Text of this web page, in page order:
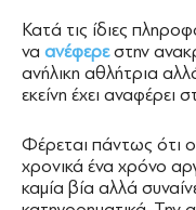
Κατά τις ίδιες
να ανέφερε στην
ανήλικη αθλήτρια
εκείνη έχει αναφέρει
Φέρεται πάντως ότι ο
χρονικά ένα χρόνο
καμία βία αλλά